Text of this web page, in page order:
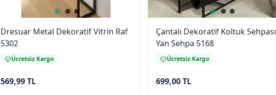
Dresuar Metal Dekoratif Vitrin Raf
5302
Ücretsiz Kargo
569,99 TL
Çantalı Dekoratif Koltuk Sehpası
Yan Sehpa 5168
Ücretsiz Kargo
699,00 TL